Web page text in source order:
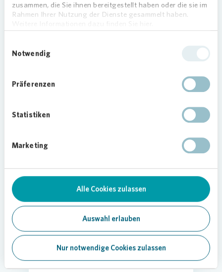
zusammen, die Sie ihnen bereitgestellt haben oder die sie im
Rahmen Ihrer Nutzung der Dienste gesammelt haben.
Notwendig
Präferenzen
Statistiken
Marketing
Alle Cookies zulassen
Auswahl erlauben
Nur notwendige Cookies zulassen
TCFD
CDP
Bericht zum LKSG